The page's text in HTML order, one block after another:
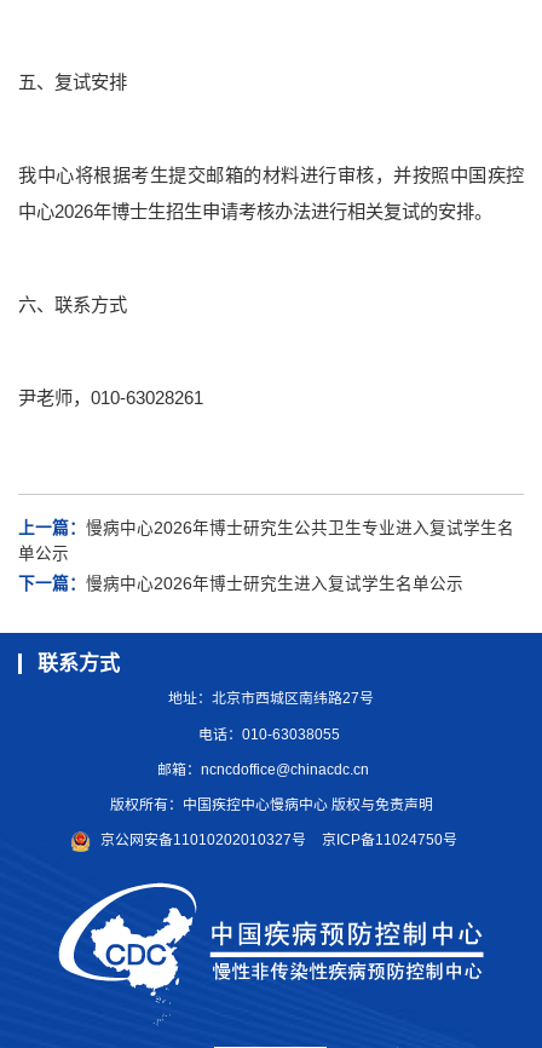
五、复试安排
我中心将根据考生提交邮箱的材料进行审核，并按照中国疾控
中心2026年博士生招生申请考核办法进行相关复试的安排。
六、联系方式
尹老师，010-63028261
上一篇： 慢病中心2026年博士研究生公共卫生专业进入复试学生名
单公示
下一篇： 慢病中心2026年博士研究生进入复试学生名单公示
联系方式
地址：北京市西城区南纬路27号
电话：010-63038055
邮箱：ncncdoffice@chinacdc.cn
版权所有：中国疾控中心慢病中心 版权与免责声明
京公网安备11010202010327号 京ICP备11024750号